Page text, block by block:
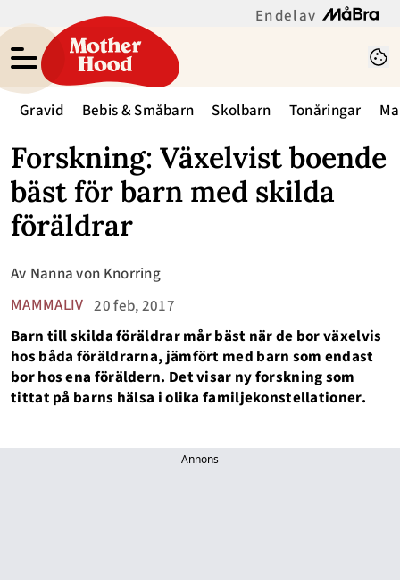
En del av
Gravid Bebis & Småbarn Skolbarn Tonåringar
Forskning: Växelvist boende
bäst för barn med skilda
föräldrar
MAMMALIV 20 feb, 2017
Av Nanna von Knorring
Barn till skilda föräldrar mår bäst när de bor växelvis
hos båda föräldrarna, jämfört med barn som endast
bor hos ena föräldern. Det visar ny forskning som
tittat på barns hälsa i olika familjekonstellationer.
Annons